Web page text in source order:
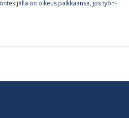
on oi­keus palk­kaansa, jos työn­